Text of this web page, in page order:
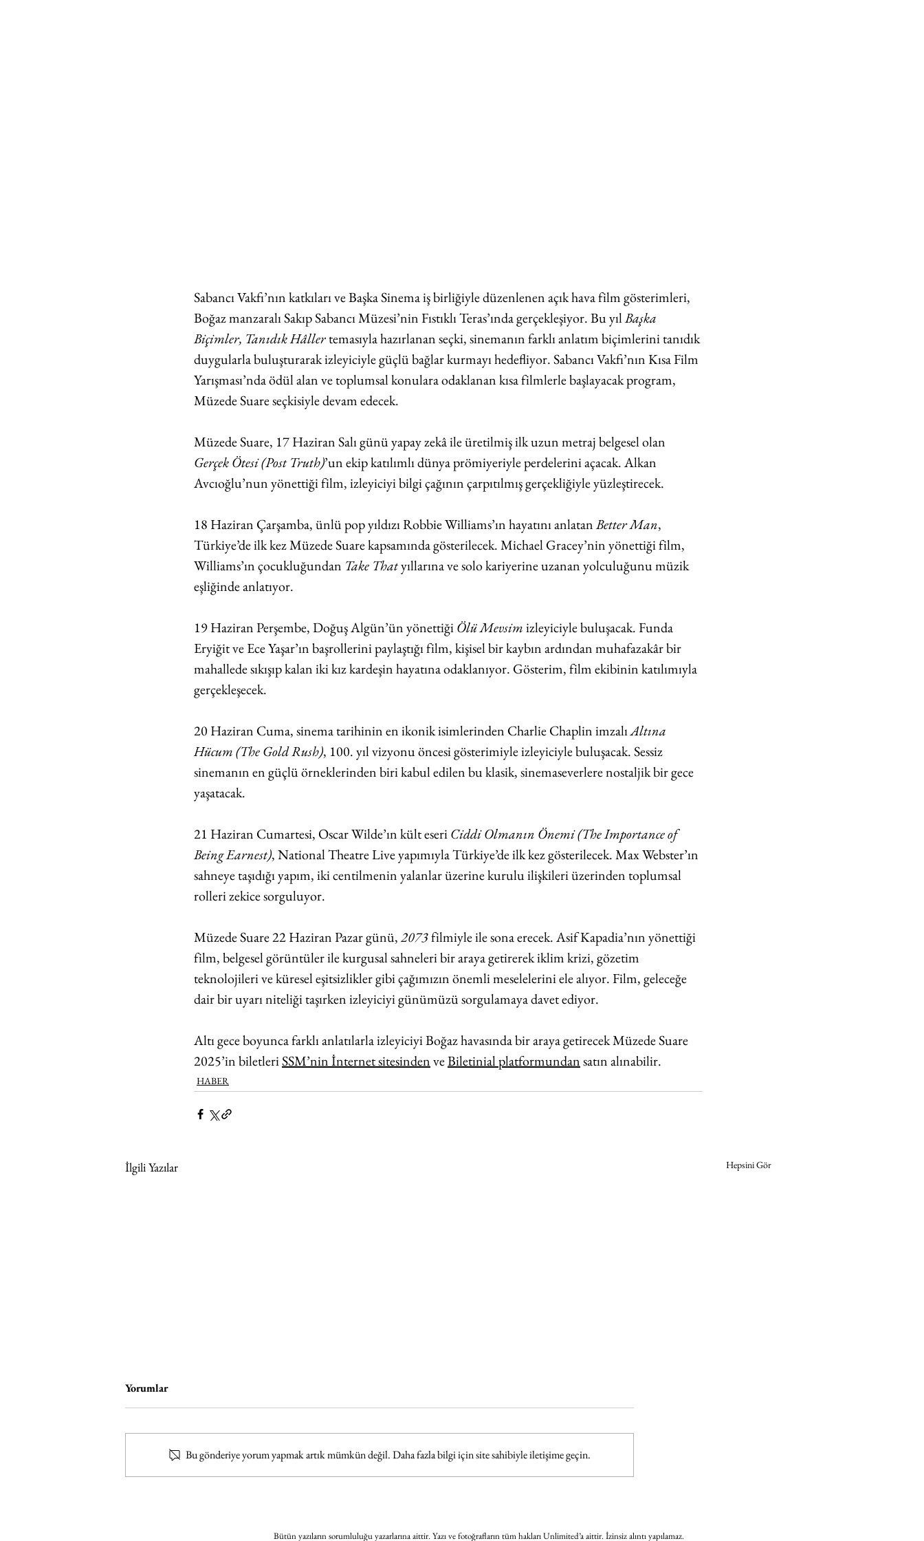
Sabancı Vakfı’nın katkıları ve Başka Sinema iş birliğiyle düzenlenen açık hava film gösterimleri,
Boğaz manzaralı Sakıp Sabancı Müzesi’nin Fıstıklı Teras’ında gerçekleşiyor. Bu yıl Başka
Biçimler, Tanıdık Hâller temasıyla hazırlanan seçki, sinemanın farklı anlatım biçimlerini tanıdık
duygularla buluşturarak izleyiciyle güçlü bağlar kurmayı hedefliyor. Sabancı Vakfı’nın Kısa Film
Yarışması’nda ödül alan ve toplumsal konulara odaklanan kısa filmlerle başlayacak program,
Müzede Suare seçkisiyle devam edecek.
Müzede Suare, 17 Haziran Salı günü yapay zekâ ile üretilmiş ilk uzun metraj belgesel olan
Gerçek Ötesi (Post Truth)’un ekip katılımlı dünya prömiyeriyle perdelerini açacak. Alkan
Avcıoğlu’nun yönettiği film, izleyiciyi bilgi çağının çarpıtılmış gerçekliğiyle yüzleştirecek.
18 Haziran Çarşamba, ünlü pop yıldızı Robbie Williams’ın hayatını anlatan Better Man,
Türkiye’de ilk kez Müzede Suare kapsamında gösterilecek. Michael Gracey’nin yönettiği film,
Williams’ın çocukluğundan Take That yıllarına ve solo kariyerine uzanan yolculuğunu müzik
eşliğinde anlatıyor.
19 Haziran Perşembe, Doğuş Algün’ün yönettiği Ölü Mevsim izleyiciyle buluşacak. Funda
Eryiğit ve Ece Yaşar’ın başrollerini paylaştığı film, kişisel bir kaybın ardından muhafazakâr bir
mahallede sıkışıp kalan iki kız kardeşin hayatına odaklanıyor. Gösterim, film ekibinin katılımıyla
gerçekleşecek.
20 Haziran Cuma, sinema tarihinin en ikonik isimlerinden Charlie Chaplin imzalı Altına
Hücum (The Gold Rush), 100. yıl vizyonu öncesi gösterimiyle izleyiciyle buluşacak. Sessiz
sinemanın en güçlü örneklerinden biri kabul edilen bu klasik, sinemaseverlere nostaljik bir gece
yaşatacak.
21 Haziran Cumartesi, Oscar Wilde’ın kült eseri Ciddi Olmanın Önemi (The Importance of
Being Earnest), National Theatre Live yapımıyla Türkiye’de ilk kez gösterilecek. Max Webster’ın
sahneye taşıdığı yapım, iki centilmenin yalanlar üzerine kurulu ilişkileri üzerinden toplumsal
rolleri zekice sorguluyor.
Müzede Suare 22 Haziran Pazar günü, 2073 filmiyle ile sona erecek. Asif Kapadia’nın yönettiği
film, belgesel görüntüler ile kurgusal sahneleri bir araya getirerek iklim krizi, gözetim
teknolojileri ve küresel eşitsizlikler gibi çağımızın önemli meselelerini ele alıyor. Film, geleceğe
dair bir uyarı niteliği taşırken izleyiciyi günümüzü sorgulamaya davet ediyor.
Altı gece boyunca farklı anlatılarla izleyiciyi Boğaz havasında bir araya getirecek Müzede Suare
2025’in biletleriSSM’nin İnternet sitesinden ve Biletinial platformundan satın alınabilir.
HABER
İlgili Yazılar Hepsini Gör
Yorumlar
Bu gönderiye yorum yapmak artık mümkün değil. Daha fazla bilgi için site sahibiyle iletişime geçin.
Bütün yazıların sorumluluğu yazarlarına aittir. Yazı ve fotoğrafların tüm hakları Unlimited’a aittir. İzinsiz alıntı yapılamaz.